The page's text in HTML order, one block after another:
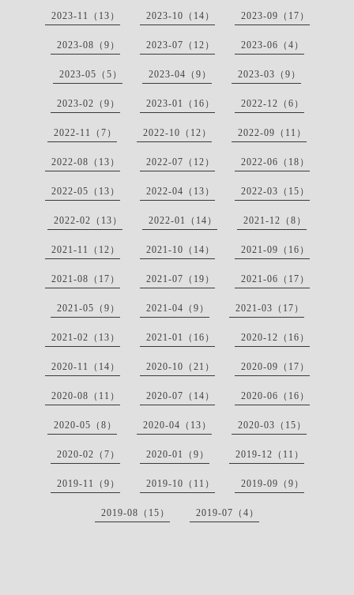
2023-11（13） 2023-10（14） 2023-09（17）
2023-08（9） 2023-07（12） 2023-06（4）
2023-05（5） 2023-04（9） 2023-03（9）
2023-02（9） 2023-01（16） 2022-12（6）
2022-11（7） 2022-10（12） 2022-09（11）
2022-08（13） 2022-07（12） 2022-06（18）
2022-05（13） 2022-04（13） 2022-03（15）
2022-02（13） 2022-01（14） 2021-12（8）
2021-11（12） 2021-10（14） 2021-09（16）
2021-08（17） 2021-07（19） 2021-06（17）
2021-05（9） 2021-04（9） 2021-03（17）
2021-02（13） 2021-01（16） 2020-12（16）
2020-11（14） 2020-10（21） 2020-09（17）
2020-08（11） 2020-07（14） 2020-06（16）
2020-05（8） 2020-04（13） 2020-03（15）
2020-02（7） 2020-01（9） 2019-12（11）
2019-11（9） 2019-10（11） 2019-09（9）
2019-08（15） 2019-07（4）